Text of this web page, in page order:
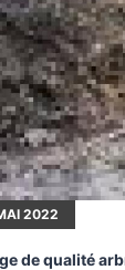
2022
de qualité